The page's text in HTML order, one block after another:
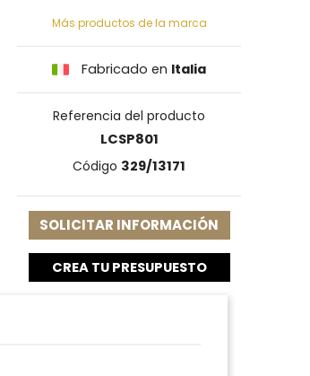
Más productos de la marca
Fabricado en Italia
Referencia del producto
LCSP801
Código 329/13171
SOLICITAR INFORMACIÓN
CREA TU PRESUPUESTO